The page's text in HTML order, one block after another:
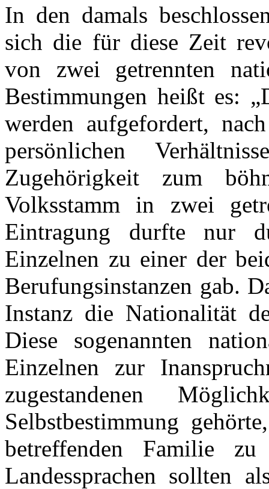
In den damals
sich die für diese Zeit
von zwei getrennten
Bestimmungen heißt es:
werden aufgefordert,
persönlichen
Zugehörigkeit zum
Volksstamm in zwei
Eintragung durfte nur
Einzelnen zu einer der
Berufungsinstanzen gab.
Instanz die Nationalität
Diese sogenannten
Einzelnen zur
zugestandenen
Selbstbestimmung
betreffenden Familie
Landessprachen sollten